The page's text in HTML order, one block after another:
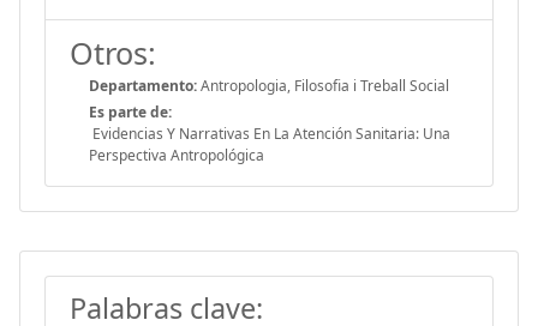
Otros:
Departamento:Antropologia, Filosofia i Treball Social
Es parte de:
Evidencias Y Narrativas En La Atención Sanitaria: Una
Perspectiva Antropológica
Palabras clave: